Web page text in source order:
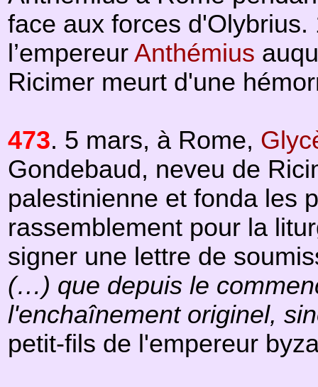
face aux forces
l’empereur Anthémius
Ricimer meurt d'une
473. 5 mars, à Rome,
Gondebaud, neveu de
palestinienne et fonda les
rassemblement pour la
signer une lettre de
(…) que depuis le
l'enchaînement originel,
petit-fils de l'empereur